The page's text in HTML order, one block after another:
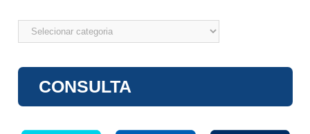
Busca
CONSULTA